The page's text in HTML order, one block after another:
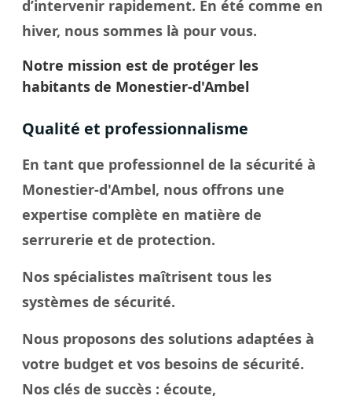
d’intervenir rapidement. En été comme en
hiver, nous sommes là pour vous.
Notre mission est de protéger les
habitants de Monestier-d'Ambel
Qualité et professionnalisme
En tant que professionnel de la sécurité à
Monestier-d'Ambel, nous offrons une
expertise complète en matière de
serrurerie et de protection.
Nos spécialistes maîtrisent tous les
systèmes de sécurité.
Nous proposons des solutions adaptées à
votre budget et vos besoins de sécurité.
Nos clés de succès : écoute,